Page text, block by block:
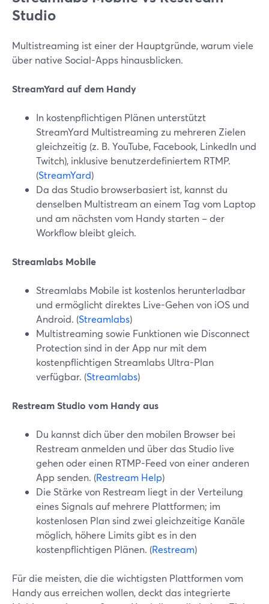
Studio
Multistreaming ist einer der Hauptgründe, warum viele
über native Social-Apps hinausblicken.
StreamYard auf dem Handy
In kostenpflichtigen Plänen unterstützt
StreamYard Multistreaming zu mehreren Zielen
gleichzeitig (z. B. YouTube, Facebook, LinkedIn und
Twitch), inklusive benutzerdefiniertem RTMP.
(StreamYard)
Da das Studio browserbasiert ist, kannst du
denselben Multistream an einem Tag vom Laptop
und am nächsten vom Handy starten – der
Workflow bleibt gleich.
Streamlabs Mobile
Streamlabs Mobile ist kostenlos herunterladbar
und ermöglicht direktes Live-Gehen von iOS und
Android. (Streamlabs)
Multistreaming sowie Funktionen wie Disconnect
Protection sind in der App nur mit dem
kostenpflichtigen Streamlabs Ultra-Plan
verfügbar. (Streamlabs)
Restream Studio vom Handy aus
Du kannst dich über den mobilen Browser bei
Restream anmelden und über das Studio live
gehen oder einen RTMP-Feed von einer anderen
App senden. (Restream Help)
Die Stärke von Restream liegt in der Verteilung
eines Signals auf mehrere Plattformen; im
kostenlosen Plan sind zwei gleichzeitige Kanäle
möglich, höhere Limits gibt es in den
kostenpflichtigen Plänen. (Restream)
Für die meisten, die die wichtigsten Plattformen vom
Handy aus erreichen wollen, deckt das integrierte